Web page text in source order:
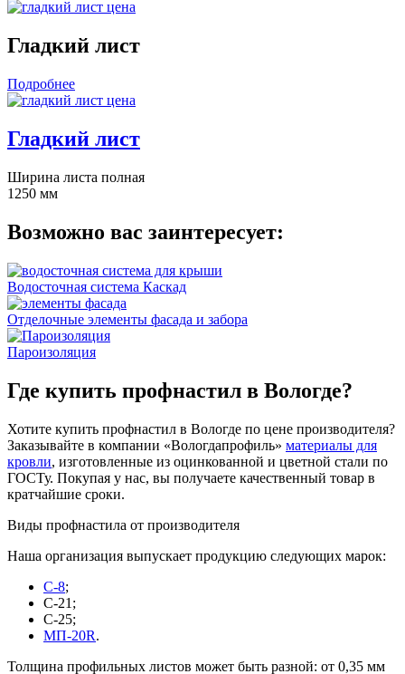
Гладкий лист
Подробнее
Гладкий лист
Ширина листа полная
1250 мм
Возможно вас заинтересует:
Водосточная система Каскад
Отделочные элементы фасада и забора
Пароизоляция
Где купить профнастил в Вологде?
Хотите купить профнастил в Вологде по цене производителя?
Заказывайте в компании «Вологдапрофиль» материалы для
кровли, изготовленные из оцинкованной и цветной стали по
ГОСТу. Покупая у нас, вы получаете качественный товар в
кратчайшие сроки.
Виды профнастила от производителя
Наша организация выпускает продукцию следующих марок:
С-8;
С-21;
С-25;
МП-20R.
Толщина профильных листов может быть разной: от 0,35 мм